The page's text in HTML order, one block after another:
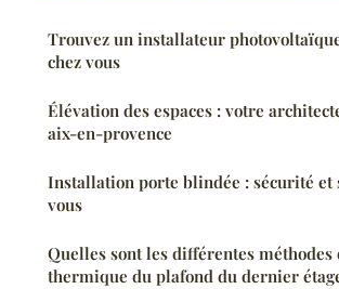
Trouvez un installateur
chez vous
Élévation des espaces : votre
aix-en-provence
Installation porte blindée : sécurité et
vous
Quelles sont les différentes
thermique du plafond du dernier